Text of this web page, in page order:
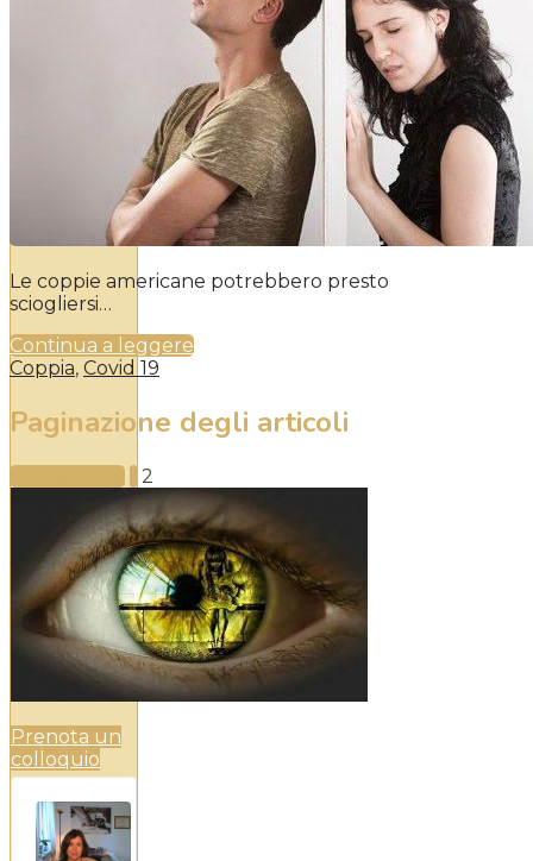
Le coppie americane potrebbero presto
sciogliersi…
Continua a leggere
Coppia, Covid 19
Paginazione degli articoli
Precedente 2
Prenota un
colloquio